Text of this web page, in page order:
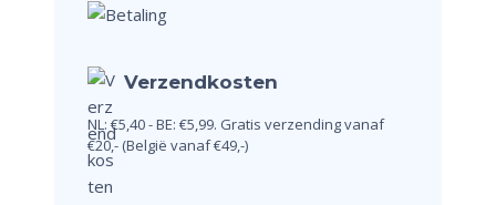
Verzendkosten
NL: €5,40 - BE: €5,99. Gratis verzending vanaf
€20,- (België vanaf €49,-)